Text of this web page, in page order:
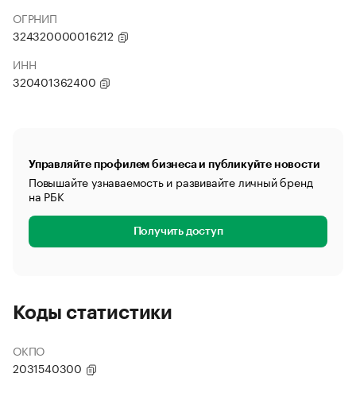
ОГРНИП
324320000016212
ИНН
320401362400
Управляйте профилем бизнеса и публикуйте новости
Повышайте узнаваемость и развивайте личный бренд
на РБК
Получить доступ
Коды статистики
ОКПО
2031540300